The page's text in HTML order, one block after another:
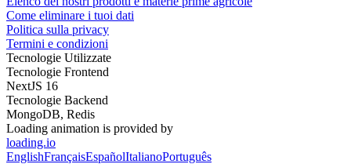
Come eliminare i tuoi dati
Politica sulla privacy
Termini e condizioni
Tecnologie Utilizzate
Tecnologie Frontend
NextJS 16
Tecnologie Backend
MongoDB, Redis
Loading animation is provided by
loading.io
EnglishFrançaisEspañolItalianoPortuguês